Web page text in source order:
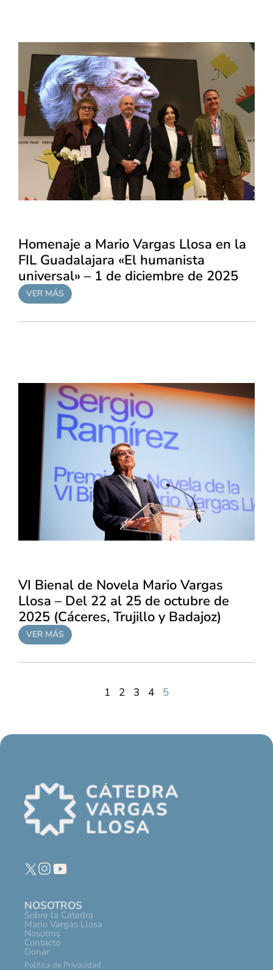
Homenaje a Mario Vargas Llosa en la
FIL Guadalajara «El humanista
universal» – 1 de diciembre de 2025
VER MÁS
VI Bienal de Novela Mario Vargas
Llosa – Del 22 al 25 de octubre de
2025 (Cáceres, Trujillo y Badajoz)
VER MÁS
1 2 3 4 5
NOSOTROS
Sobre la Cátedra
Mario Vargas Llosa
Nosotros
Contacto
Donar
Política de Privacidad